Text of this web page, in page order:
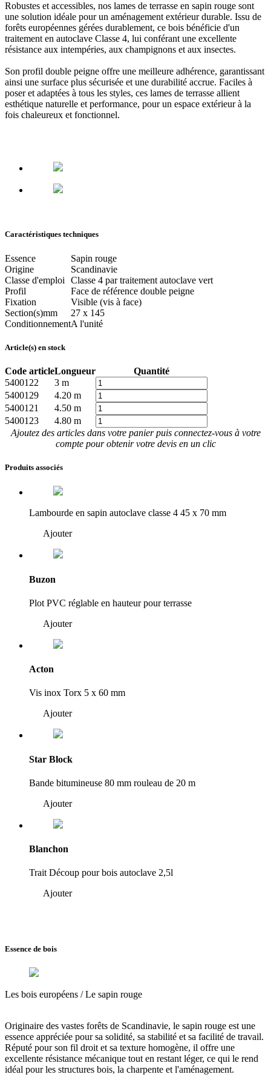
Robustes et accessibles, nos lames de terrasse en sapin rouge sont
une solution idéale pour un aménagement extérieur durable. Issu de
forêts européennes gérées durablement, ce bois bénéficie d'un
traitement en autoclave Classe 4, lui conférant une excellente
résistance aux intempéries, aux champignons et aux insectes.
Son profil double peigne offre une meilleure adhérence, garantissant
ainsi une surface plus sécurisée et une durabilité accrue. Faciles à
poser et adaptées à tous les styles, ces lames de terrasse allient
esthétique naturelle et performance, pour un espace extérieur à la
fois chaleureux et fonctionnel.
Caractéristiques techniques
Essence
Sapin rouge
Origine
Scandinavie
Classe d'emploi
Classe 4 par traitement autoclave vert
Profil
Face de référence double peigne
Fixation
Visible (vis à face)
Section(s)mm
27 x 145
ConditionnementA l'unité
Article(s) en stock
Code articleLongueur
Quantité
5400122
3 m
5400129
4.20 m
5400121
4.50 m
5400123
4.80 m
Ajoutez des articles dans votre panier puis connectez-vous à votre
compte pour obtenir votre devis en un clic
Produits associés
Lambourde en sapin autoclave classe 4 45 x 70 mm
Ajouter
Buzon
Plot PVC réglable en hauteur pour terrasse
Ajouter
Acton
Vis inox Torx 5 x 60 mm
Ajouter
Star Block
Bande bitumineuse 80 mm rouleau de 20 m
Ajouter
Blanchon
Trait Découp pour bois autoclave 2,5l
Ajouter
Essence de bois
Les bois européens /Le sapin rouge
Originaire des vastes forêts de Scandinavie, le sapin rouge est une
essence appréciée poursa solidité, sa stabilité et sa facilité de travail.
Réputé pour son fil droit et sa texture homogène, il offre une
excellente résistance mécanique tout en restant léger, ce qui le rend
idéal pour les structures bois, la charpente et l'aménagement.